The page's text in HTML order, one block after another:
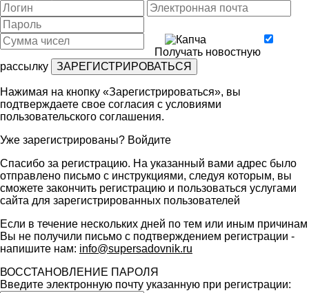
Получать новостную
рассылку
Нажимая на кнопку «Зарегистрироваться», вы
подтверждаете свое согласия с условиями
пользовательского соглашения.
Уже зарегистрированы? Войдите
Спасибо за регистрацию. На указанный вами адрес было
отправлено письмо с инструкциями, следуя которым, вы
сможете закончить регистрацию и пользоваться услугами
сайта для зарегистрированных пользователей
Если в течение нескольких дней по тем или иным причинам
Вы не получили письмо с подтверждением регистрации -
напишите нам: info@supersadovnik.ru
ВОССТАНОВЛЕНИЕ ПАРОЛЯ
Введите электронную почту указанную при регистрации: